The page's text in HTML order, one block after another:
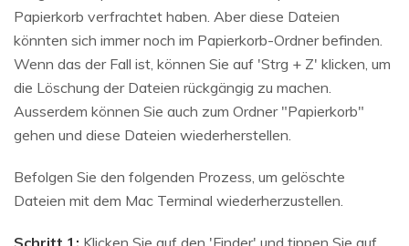
Papierkorb verfrachtet haben. Aber diese Dateien
könnten sich immer noch im Papierkorb-Ordner befinden.
Wenn das der Fall ist, können Sie auf 'Strg + Z' klicken, um
die Löschung der Dateien rückgängig zu machen.
Ausserdem können Sie auch zum Ordner "Papierkorb"
gehen und diese Dateien wiederherstellen.
Befolgen Sie den folgenden Prozess, um gelöschte
Dateien mit dem Mac Terminal wiederherzustellen.